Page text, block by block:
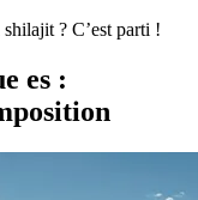
? C’est parti !
es :